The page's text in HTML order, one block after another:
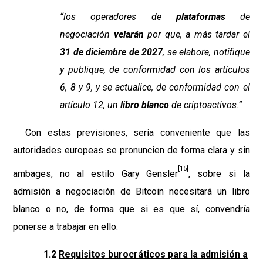
“los operadores de plataformasde
negociación velaránpor que, a más tardar el
31 de diciembre de 2027, se elabore, notifique
y publique, de conformidad con los artículos
6, 8 y 9, y se actualice, de conformidad con el
artículo 12, un libro blancode criptoactivos.”
Con estas previsiones, sería conveniente que las
autoridades europeas se pronuncien de forma clara y sin
ambages, no al estilo Gary Gensler
[15]
, sobre si la
admisión a negociación de Bitcoin necesitará un libro
blanco o no, de forma que si es que sí, convendría
ponerse a trabajar en ello.
1.2 Requisitos burocráticos para la admisión a